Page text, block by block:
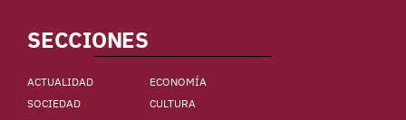
SECCIONES
ACTUALIDAD
ECONOMÍA
SOCIEDAD
CULTURA